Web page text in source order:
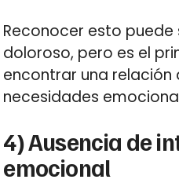
Reconocer esto puede
doloroso, pero es el
encontrar una relación
necesidades
4) Ausencia de
emocional